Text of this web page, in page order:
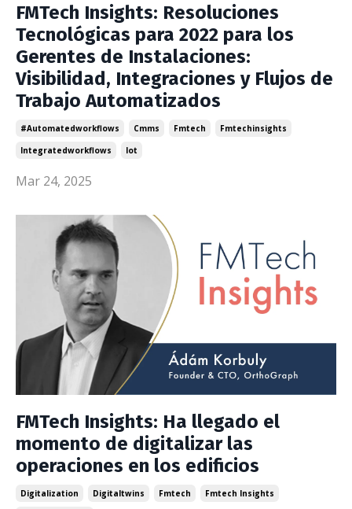
FMTech Insights: Resoluciones
Tecnológicas para 2022 para los
Gerentes de Instalaciones:
Visibilidad, Integraciones y Flujos de
Trabajo Automatizados
#automatedworkflows Cmms Fmtech
Fmtechinsights
Integratedworkflows
Iot
Mar 24, 2025
FMTech Insights: Ha llegado el
momento de digitalizar las
operaciones en los edificios
Digitalization Digitaltwins Fmtech
Fmtech Insights